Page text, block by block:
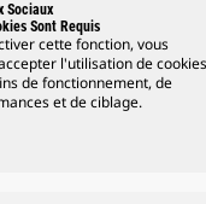
Sociaux
Sont Requis
cette fonction, vous
l'utilisation de cookies
de fonctionnement, de
et de ciblage.